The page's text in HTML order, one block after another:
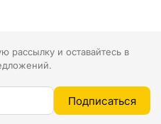
рассылку и оставайтесь в